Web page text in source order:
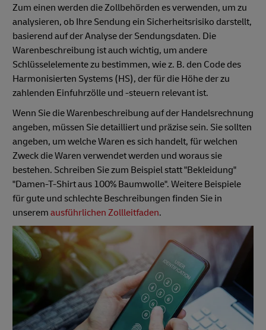
Zum einen werden die Zollbehörden es verwenden, um zu
analysieren, ob Ihre Sendung ein Sicherheitsrisiko darstellt,
basierend auf der Analyse der Sendungsdaten. Die
Warenbeschreibung ist auch wichtig, um andere
Schlüsselelemente zu bestimmen, wie z. B. den Code des
Harmonisierten Systems (HS), der für die Höhe der zu
zahlenden Einfuhrzölle und -steuern relevant ist.
Wenn Sie die Warenbeschreibung auf der Handelsrechnung
angeben, müssen Sie detailliert und präzise sein. Sie sollten
angeben, um welche Waren es sich handelt, für welchen
Zweck die Waren verwendet werden und woraus sie
bestehen. Schreiben Sie zum Beispiel statt "Bekleidung"
"Damen-T-Shirt aus 100% Baumwolle". Weitere Beispiele
für gute und schlechte Beschreibungen finden Sie in
unserem ausführlichen Zollleitfaden.